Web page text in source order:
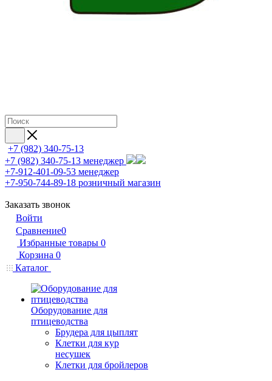
+7 (982) 340-75-13
+7 (982) 340-75-13 менеджер
+7-912-401-09-53 менеджер
+7-950-744-89-18 розничный магазин
Заказать звонок
Войти
Сравнение0
Избранные товары 0
Корзина 0
Каталог
Оборудование для
птицеводства
Брудера для цыплят
Клетки для кур
несушек
Клетки для бройлеров